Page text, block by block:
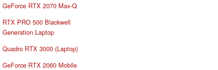
GeForce RTX 2070 Max-Q
RTX PRO 500 Blackwell
Generation Laptop
Quadro RTX 3000 (Laptop)
GeForce RTX 2060 Mobile